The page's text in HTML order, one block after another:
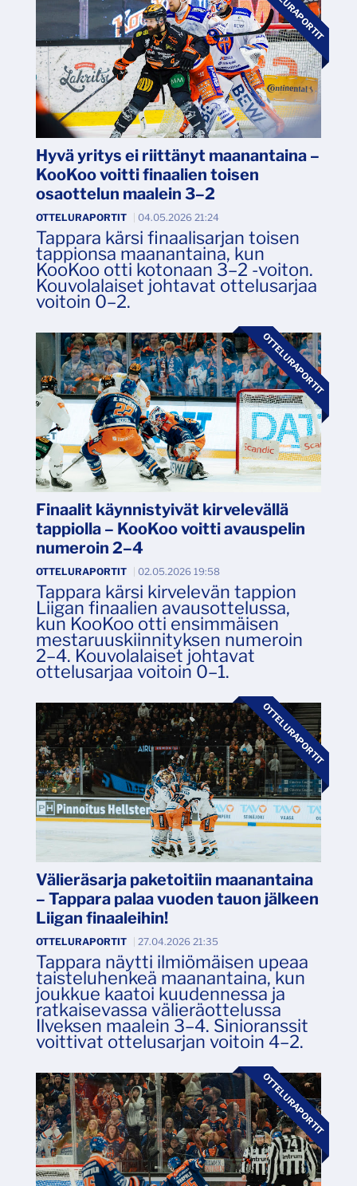
Hyvä yritys ei riittänyt maanantaina –
KooKoo voitti finaalien toisen
osaottelun maalein 3–2
OTTELURAPORTIT 04.05.2026 21:24
Tappara kärsi finaalisarjan toisen
tappionsa maanantaina, kun
KooKoo otti kotonaan 3–2 -voiton.
Kouvolalaiset johtavat ottelusarjaa
voitoin 0–2.
OTTELURAPORTIT
Finaalit käynnistyivät kirvelevällä
tappiolla – KooKoo voitti avauspelin
numeroin 2–4
OTTELURAPORTIT 02.05.2026 19:58
Tappara kärsi kirvelevän tappion
Liigan finaalien avausottelussa,
kun KooKoo otti ensimmäisen
mestaruuskiinnityksen numeroin
2–4. Kouvolalaiset johtavat
ottelusarjaa voitoin 0–1.
OTTELURAPORTIT
Välieräsarja paketoitiin maanantaina
– Tappara palaa vuoden tauon jälkeen
Liigan finaaleihin!
OTTELURAPORTIT 27.04.2026 21:35
Tappara näytti ilmiömäisen upeaa
taisteluhenkeä maanantaina, kun
joukkue kaatoi kuudennessa ja
ratkaisevassa välieräottelussa
Ilveksen maalein 3–4. Sinioranssit
voittivat ottelusarjan voitoin 4–2.
OTTELURAPORTIT